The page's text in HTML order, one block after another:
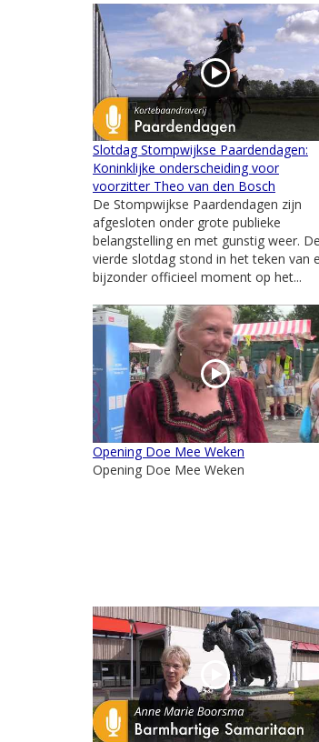
Slotdag Stompwijkse Paardendagen:
Koninklijke onderscheiding voor
voorzitter Theo van den Bosch
De Stompwijkse Paardendagen zijn
afgesloten onder grote publieke
belangstelling en met gunstig weer. De
vierde slotdag stond in het teken van
bijzonder officieel moment op het...
Opening Doe Mee Weken
Opening Doe Mee Weken